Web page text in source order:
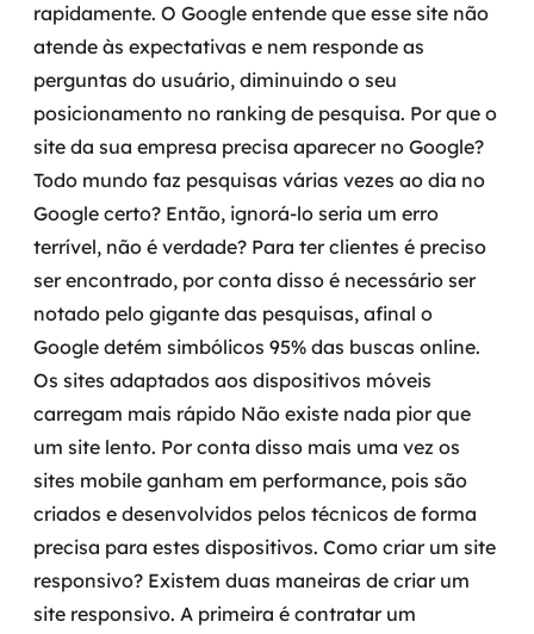
Gestão de infraestrutura
Escalar com segurança
Pentest
DevSecOps
Consultoria de segurança
Simulação de Phishing
Segurança de aplicações e Cloud
rapidamente. O Google entende que esse site não
atende às expectativas e nem responde as
perguntas do usuário, diminuindo o seu
posicionamento no ranking de pesquisa. Por que o
site da sua empresa precisa aparecer no Google?
Todo mundo faz pesquisas várias vezes ao dia no
Google certo? Então, ignorá-lo seria um erro
terrível, não é verdade? Para ter clientes é preciso
ser encontrado, por conta disso é necessário ser
notado pelo gigante das pesquisas, afinal o
Google detém simbólicos 95% das buscas online.
Os sites adaptados aos dispositivos móveis
carregam mais rápido Não existe nada pior que
um site lento. Por conta disso mais uma vez os
sites mobile ganham em performance, pois são
criados e desenvolvidos pelos técnicos de forma
precisa para estes dispositivos. Como criar um site
responsivo? Existem duas maneiras de criar um
site responsivo. A primeira é contratar um